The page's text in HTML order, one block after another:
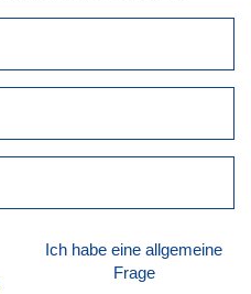
Ich habe eine allgemeine
Frage